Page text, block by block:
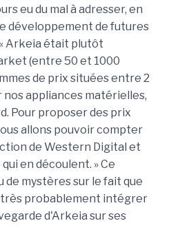
eu du mal à adresser, en
développement de futures
Arkeia était plutôt
(entre 50 et 1000
de prix situées entre 2
appliances matérielles,
Pour proposer des prix
allons pouvoir compter
de Western Digital et
en découlent. » Ce
mystères sur le fait que
probablement intégrer
d'Arkeia sur ses